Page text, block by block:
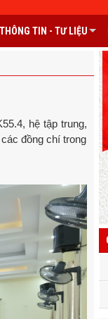
TIN - TƯ LIỆU
hệ tập trung,
đồng chí trong